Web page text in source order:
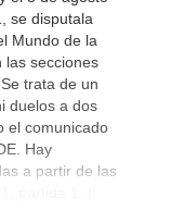
se disputala
Mundo de la
las secciones
trata de un
duelos a dos
el comunicado
Hay
a partir de las